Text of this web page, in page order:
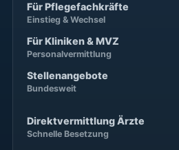
Für Pflegefachkräfte
Einstieg & Wechsel
Für Kliniken & MVZ
Personalvermittlung
Stellenangebote
Bundesweit
Direktvermittlung Ärzte
Schnelle Besetzung